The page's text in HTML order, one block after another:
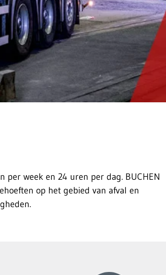
per week en 24 uren per dag. BUCHEN
op het gebied van afval en